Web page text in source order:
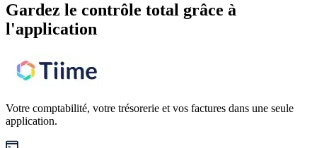
Gardez le contrôle total grâce à
l'application
Votre comptabilité, votre trésorerie et vos factures dans une seule
application.